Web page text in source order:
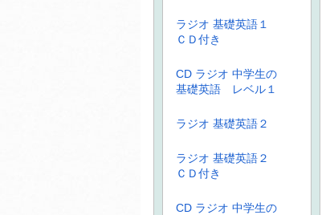
ラジオ 基礎英語１
ＣＤ付き
CD ラジオ 中学生の
基礎英語 レベル１
ラジオ 基礎英語２
ラジオ 基礎英語２
ＣＤ付き
CD ラジオ 中学生の